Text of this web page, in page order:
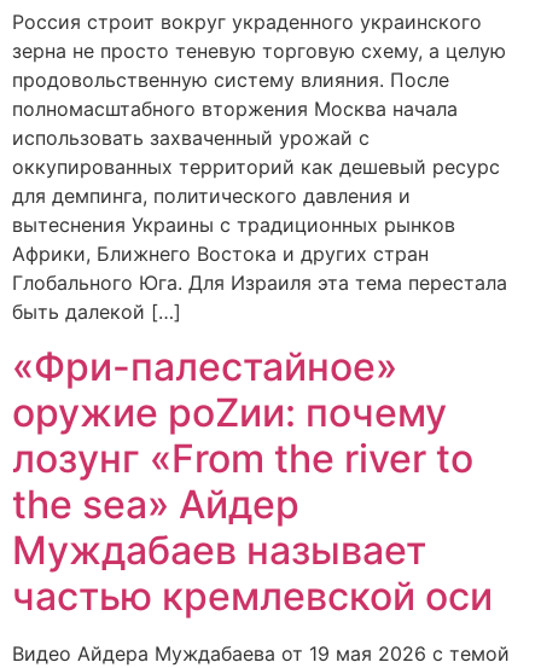
Россия строит вокруг украденного украинского
зерна не просто теневую торговую схему, а целую
продовольственную систему влияния. После
полномасштабного вторжения Москва начала
использовать захваченный урожай с
оккупированных территорий как дешевый ресурс
для демпинга, политического давления и
вытеснения Украины с традиционных рынков
Африки, Ближнего Востока и других стран
Глобального Юга. Для Израиля эта тема перестала
быть далекой […]
«Фри-палестайное»
оружие роZии: почему
лозунг «From the river to
the sea» Айдер
Муждабаев называет
частью кремлевской оси
Видео Айдера Муждабаева от 19 мая 2026 с темой